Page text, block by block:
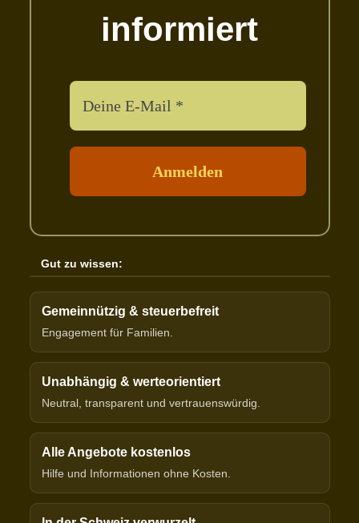
informiert
Gut zu wissen:
Gemeinnützig & steuerbefreit
Engagement für Familien.
Unabhängig & werteorientiert
Neutral, transparent und vertrauenswürdig.
Alle Angebote kostenlos
Hilfe und Informationen ohne Kosten.